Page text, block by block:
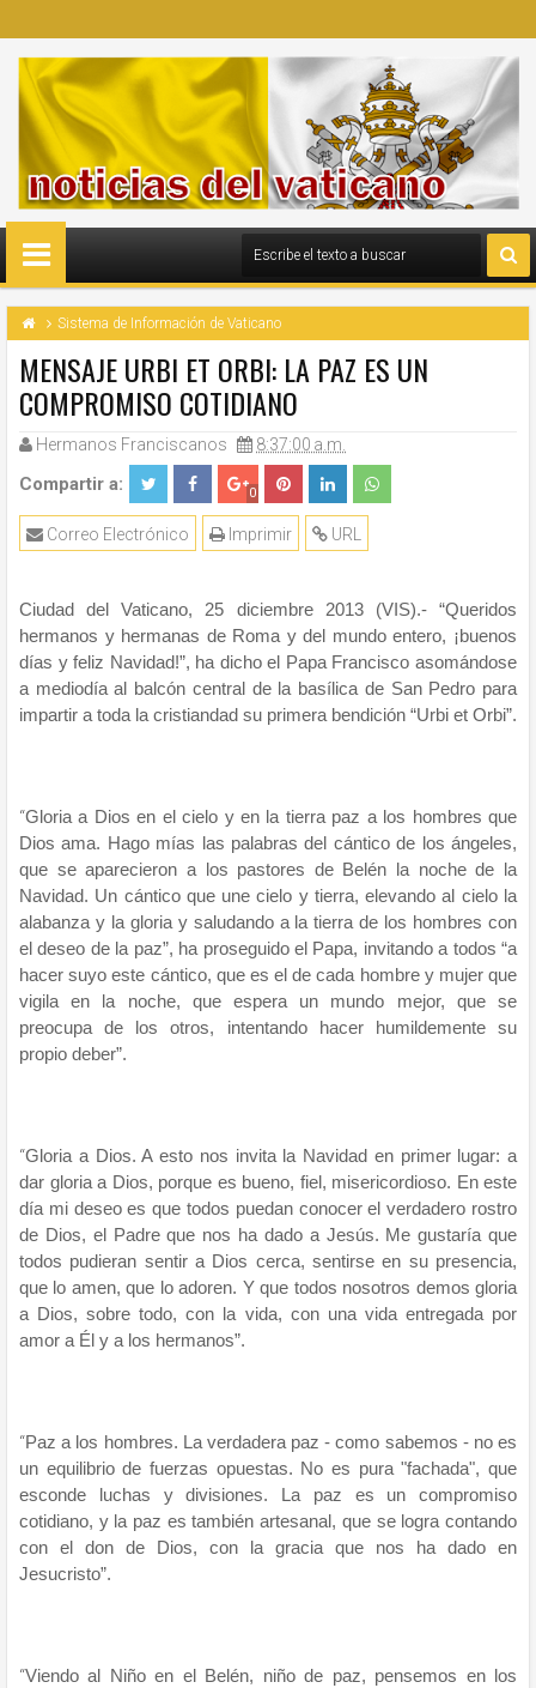
Sistema de Información de Vaticano
MENSAJE URBI ET ORBI: LA PAZ ES UN
COMPROMISO COTIDIANO
Hermanos Franciscanos 8:37:00 a.m.
Compartir a: 0
URL
Imprimir
Correo Electrónico
Ciudad del Vaticano, 25 diciembre 2013 (VIS).- “Queridos
hermanos y hermanas de Roma y del mundo entero, ¡buenos
días y feliz Navidad!”, ha dicho el Papa Francisco asomándose
a mediodía al balcón central de la basílica de San Pedro para
impartir a toda la cristiandad su primera bendición “Urbi et Orbi”.
“Gloria a Dios en el cielo y en la tierra paz a los hombres que
Dios ama. Hago mías las palabras del cántico de los ángeles,
que se aparecieron a los pastores de Belén la noche de la
Navidad. Un cántico que une cielo y tierra, elevando al cielo la
alabanza y la gloria y saludando a la tierra de los hombres con
el deseo de la paz”, ha proseguido el Papa, invitando a todos “a
hacer suyo este cántico, que es el de cada hombre y mujer que
vigila en la noche, que espera un mundo mejor, que se
preocupa de los otros, intentando hacer humildemente su
propio deber”.
“Gloria a Dios. A esto nos invita la Navidad en primer lugar: a
dar gloria a Dios, porque es bueno, fiel, misericordioso. En este
día mi deseo es que todos puedan conocer el verdadero rostro
de Dios, el Padre que nos ha dado a Jesús. Me gustaría que
todos pudieran sentir a Dios cerca, sentirse en su presencia,
que lo amen, que lo adoren. Y que todos nosotros demos gloria
a Dios, sobre todo, con la vida, con una vida entregada por
amor a Él y a los hermanos”.
“Paz a los hombres. La verdadera paz - como sabemos - no es
un equilibrio de fuerzas opuestas. No es pura "fachada", que
esconde luchas y divisiones. La paz es un compromiso
cotidiano, y la paz es también artesanal, que se logra contando
con el don de Dios, con la gracia que nos ha dado en
Jesucristo”.
“Viendo al Niño en el Belén, niño de paz, pensemos en los